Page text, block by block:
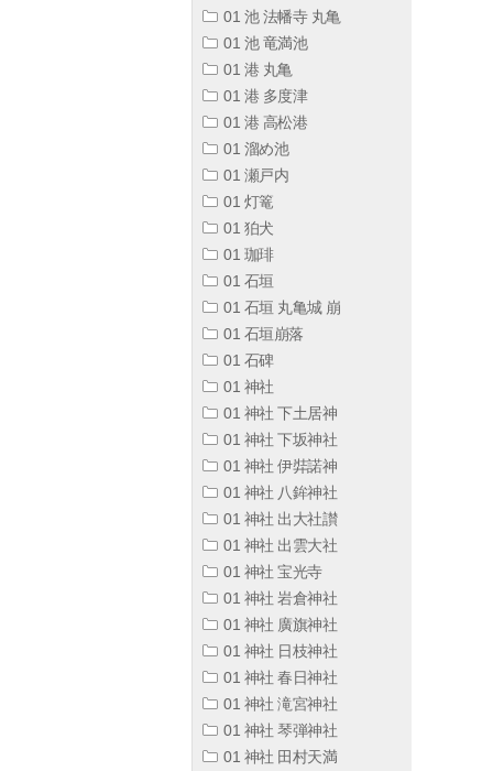
01 池 法幡寺 丸亀
01 池 竜満池
01 港 丸亀
01 港 多度津
01 港 高松港
01 溜め池
01 瀬戸内
01 灯篭
01 狛犬
01 珈琲
01 石垣
01 石垣 丸亀城 崩
01 石垣崩落
01 石碑
01 神社
01 神社 下土居神
01 神社 下坂神社
01 神社 伊弉諾神
01 神社 八鉾神社
01 神社 出大社讃
01 神社 出雲大社
01 神社 宝光寺
01 神社 岩倉神社
01 神社 廣旗神社
01 神社 日枝神社
01 神社 春日神社
01 神社 滝宮神社
01 神社 琴弾神社
01 神社 田村天満